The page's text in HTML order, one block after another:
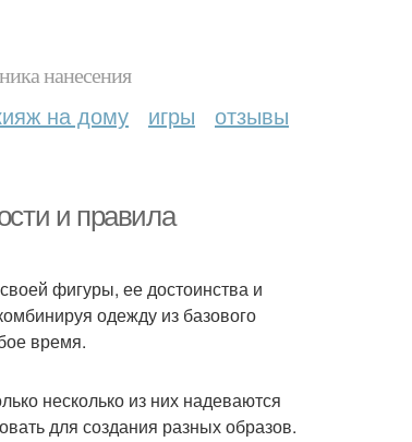
нанесения
на дому игры отзывы
и правила
фигуры, ее достоинства и
одежду из базового
время.
несколько из них надеваются
для создания разных образов.